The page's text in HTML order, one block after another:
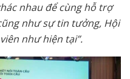
nhau để cùng hỗ trợ
như sự tin tưởng, Hội
như hiện tại”.